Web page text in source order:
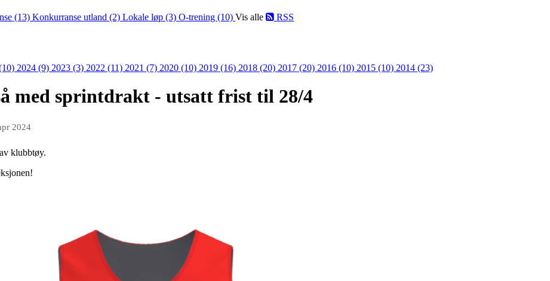
(13) Konkurranse utland (2) Lokale løp (3) O-trening (10) Vis alle RSS
2024 (9) 2023 (3) 2022 (11) 2021 (7) 2020 (10) 2019 (16) 2018 (20) 2017 (20) 2016 (10) 2015 (10) 2014 (23)
med sprintdrakt - utsatt frist til 28/4
2024
klubbtøy.